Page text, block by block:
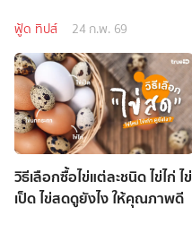
ฟู้ด ทิปส์ 24 ก.พ. 69
วิธีเลือกซื้อไข่แต่ละชนิด ไข่ไก่ ไข่
เป็ด ไข่สดดูยังไง ให้คุณภาพดี